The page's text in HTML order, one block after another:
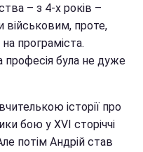
– з 4-х років –
військовим, проте,
програміста.
професія була не дуже
історії про
бою у ХVI cторіччі
потім Андрій став